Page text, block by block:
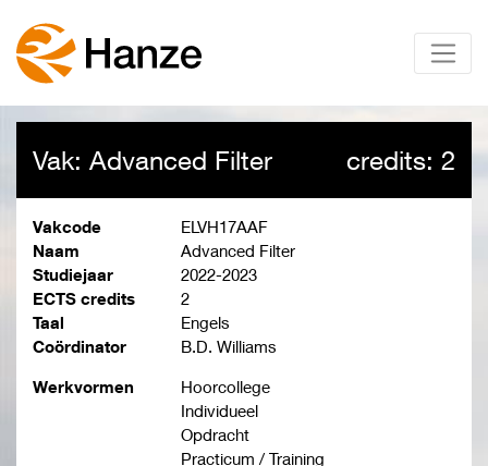
Vak: Advanced Filter credits: 2
Vakcode
ELVH17AAF
Naam
Advanced Filter
Studiejaar
2022-2023
ECTS credits
2
Taal
Engels
Coördinator
B.D. Williams
Werkvormen
Hoorcollege
Individueel
Opdracht
Practicum / Training